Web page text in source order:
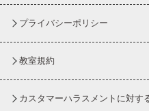
プライバシーポリシー
教室規約
カスタマーハラスメントに対す